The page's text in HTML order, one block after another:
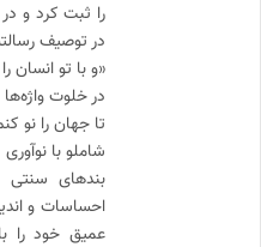
را ثبت کرد و
در توصیف
«و با تو انسان
در خلوت واژه‌ها
تا جهان را نو
شاملو با
بندهای سنتی
احساسات و
عمیق خود را